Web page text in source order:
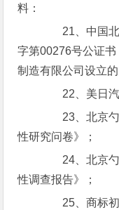
料：
21、中国北
字第00276号公证
制造有限公司设立
22、美日汽
23、北京勺
性研究问卷》；
24、北京勺
性调查报告》；
25、商标初